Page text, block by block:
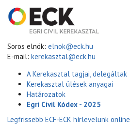
Soros elnök: elnok@eck.hu
E-mail: kerekasztal@eck.hu
A Kerekasztal tagjai, delegáltak
Kerekasztal ülések anyagai
Határozatok
Egri Civil Kódex - 2025
Legfrissebb ECF-ECK hírlevelünk online